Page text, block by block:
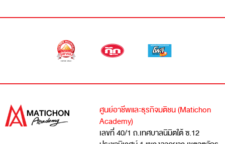
ศูนย์อาชีพและธุรกิจมติชน (Matichon
Academy)
เลขที่ 40/1 ถ.เทศบาลนิมิตใต้ ซ.12